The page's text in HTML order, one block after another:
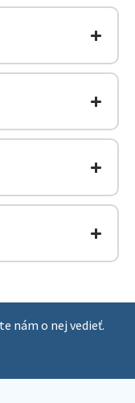
nám o nej vedieť.